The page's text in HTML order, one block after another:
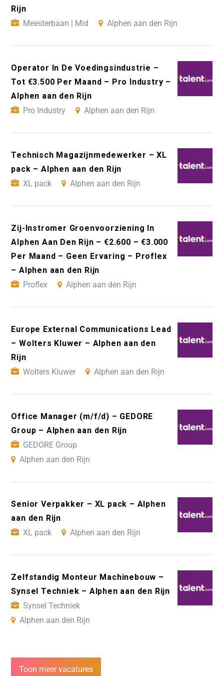
Rijn
Meesterbaan | Mid
Alphen aan den Rijn
Operator In De Voedingsindustrie –
Tot €3.500 Per Maand – Pro Industry –
Alphen aan den Rijn
Pro Industry
Alphen aan den Rijn
Technisch Magazijnmedewerker – XL
pack – Alphen aan den Rijn
XL pack
Alphen aan den Rijn
Zij-Instromer Groenvoorziening In
Alphen Aan Den Rijn – €2.600 – €3.000
Per Maand – Geen Ervaring – Proflex
– Alphen aan den Rijn
Proflex
Alphen aan den Rijn
Europe External Communications Lead
– Wolters Kluwer – Alphen aan den
Rijn
Wolters Kluwer
Alphen aan den Rijn
Office Manager (m/f/d) – GEDORE
Group – Alphen aan den Rijn
GEDORE Group
Alphen aan den Rijn
Senior Verpakker – XL pack – Alphen
aan den Rijn
XL pack
Alphen aan den Rijn
Zelfstandig Monteur Machinebouw –
Synsel Techniek – Alphen aan den Rijn
Synsel Techniek
Alphen aan den Rijn
Toon meer vacatures